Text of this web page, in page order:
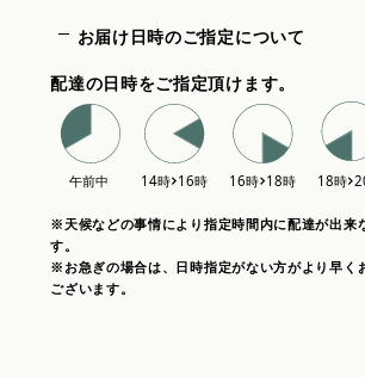
お届け日時のご指定について
配達の日時をご指定頂けます。
※天候などの事情により指定時間内に配達が出来
す。
※お急ぎの場合は、日時指定がない方がより早く
ございます。